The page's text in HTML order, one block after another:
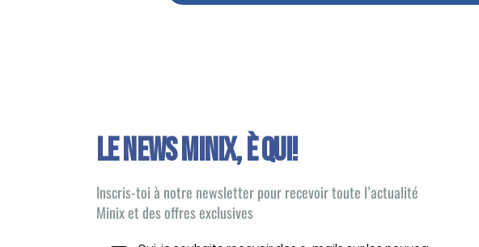
Le news Minix, È QUI!
Inscris-toi à notre newsletter pour recevoir toute l’actualité
Minix et des offres exclusives